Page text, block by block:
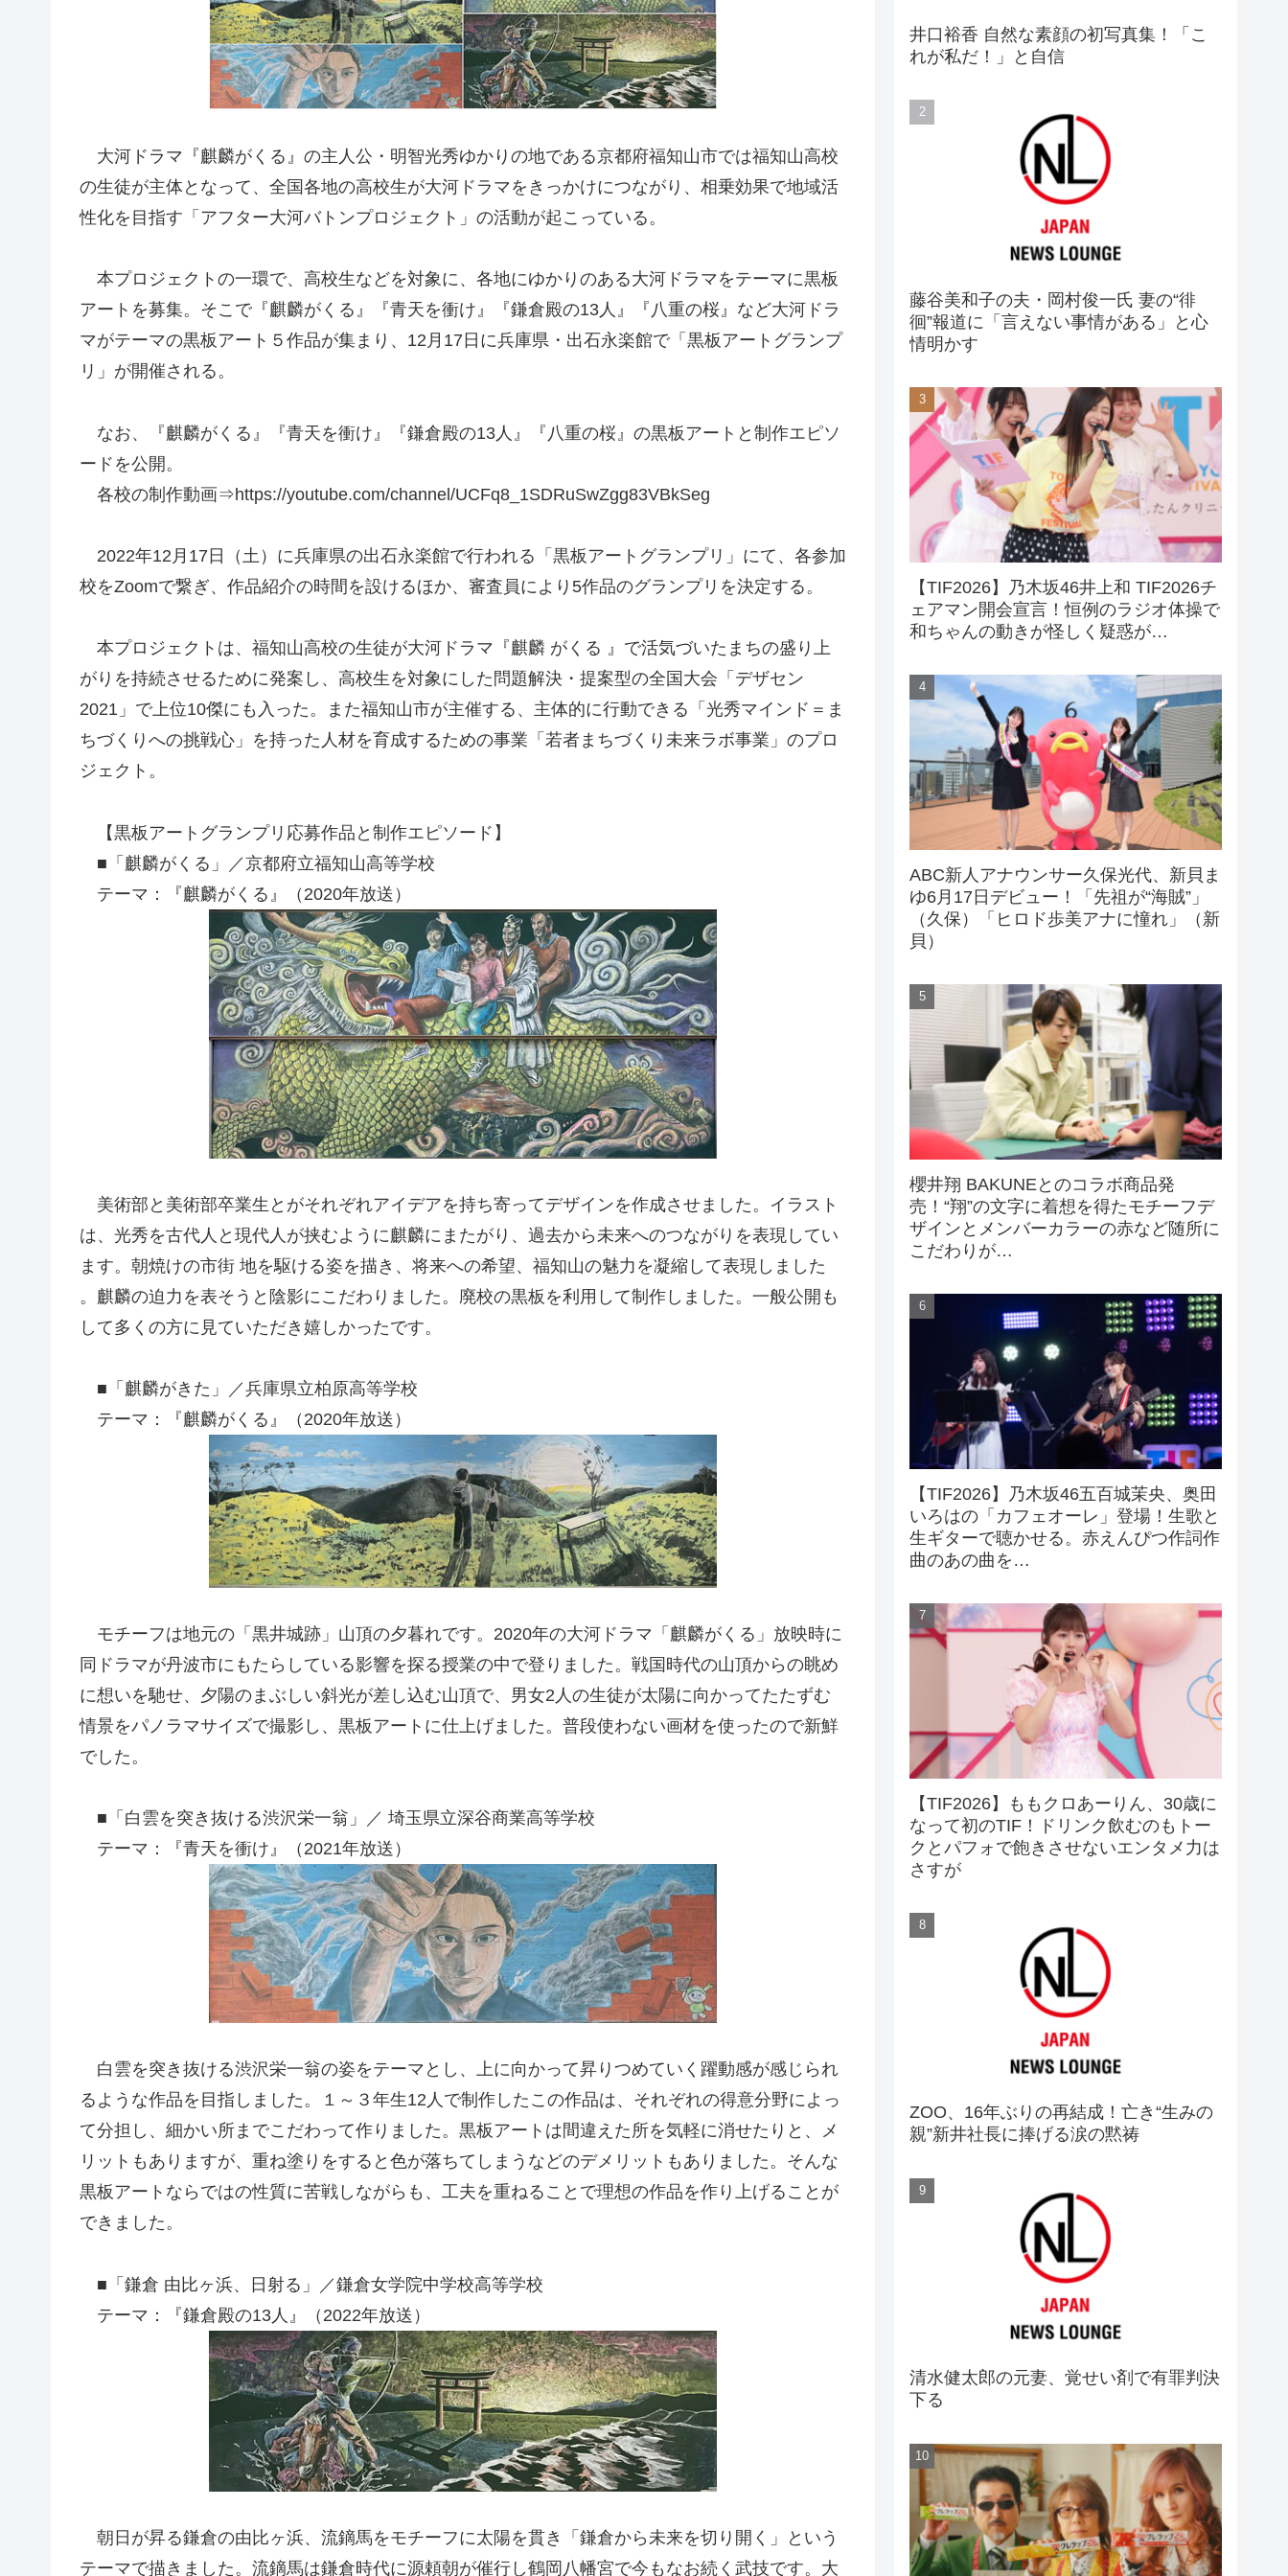
大河ドラマ『麒麟がくる』の主人公・明智光秀ゆかりの地である京都府福知山市では福知山高校
の生徒が主体となって、全国各地の高校生が大河ドラマをきっかけにつながり、相乗効果で地域活
性化を目指す「アフター大河バトンプロジェクト」の活動が起こっている。
本プロジェクトの一環で、高校生などを対象に、各地にゆかりのある大河ドラマをテーマに黒板
アートを募集。そこで『麒麟がくる』『青天を衝け』『鎌倉殿の13人』『八重の桜』など大河ドラ
マがテーマの黒板アート５作品が集まり、12月17日に兵庫県・出石永楽館で「黒板アートグランプ
リ」が開催される。
なお、『麒麟がくる』『青天を衝け』『鎌倉殿の13人』『八重の桜』の黒板アートと制作エピソ
ードを公開。
各校の制作動画⇒https://youtube.com/channel/UCFq8_1SDRuSwZgg83VBkSeg
2022年12月17日（土）に兵庫県の出石永楽館で行われる「黒板アートグランプリ」にて、各参加
校をZoomで繋ぎ、作品紹介の時間を設けるほか、審査員により5作品のグランプリを決定する。
本プロジェクトは、福知山高校の生徒が大河ドラマ『麒麟 がくる 』で活気づいたまちの盛り上
がりを持続させるために発案し、高校生を対象にした問題解決・提案型の全国大会「デザセン
2021」で上位10傑にも入った。また福知山市が主催する、主体的に行動できる「光秀マインド＝ま
ちづくりへの挑戦心」を持った人材を育成するための事業「若者まちづくり未来ラボ事業」のプロ
ジェクト。
【黒板アートグランプリ応募作品と制作エピソード】
■「麒麟がくる」／京都府立福知山高等学校
テーマ：『麒麟がくる』（2020年放送）
美術部と美術部卒業生とがそれぞれアイデアを持ち寄ってデザインを作成させました。イラスト
は、光秀を古代人と現代人が挟むように麒麟にまたがり、過去から未来へのつながりを表現してい
ます。朝焼けの市街 地を駆ける姿を描き、将来への希望、福知山の魅力を凝縮して表現しました
。麒麟の迫力を表そうと陰影にこだわりました。廃校の黒板を利用して制作しました。一般公開も
して多くの方に見ていただき嬉しかったです。
■「麒麟がきた」／兵庫県立柏原高等学校
テーマ：『麒麟がくる』（2020年放送）
モチーフは地元の「黒井城跡」山頂の夕暮れです。2020年の大河ドラマ「麒麟がくる」放映時に
同ドラマが丹波市にもたらしている影響を探る授業の中で登りました。戦国時代の山頂からの眺め
に想いを馳せ、夕陽のまぶしい斜光が差し込む山頂で、男女2人の生徒が太陽に向かってたたずむ
情景をパノラマサイズで撮影し、黒板アートに仕上げました。普段使わない画材を使ったので新鮮
でした。
■「白雲を突き抜ける渋沢栄一翁」／ 埼玉県立深谷商業高等学校
テーマ：『青天を衝け』（2021年放送）
白雲を突き抜ける渋沢栄一翁の姿をテーマとし、上に向かって昇りつめていく躍動感が感じられ
るような作品を目指しました。１～３年生12人で制作したこの作品は、それぞれの得意分野によっ
て分担し、細かい所までこだわって作りました。黒板アートは間違えた所を気軽に消せたりと、メ
リットもありますが、重ね塗りをすると色が落ちてしまうなどのデメリットもありました。そんな
黒板アートならではの性質に苦戦しながらも、工夫を重ねることで理想の作品を作り上げることが
できました。
■「鎌倉 由比ヶ浜、日射る」／鎌倉女学院中学校高等学校
テーマ：『鎌倉殿の13人』（2022年放送）
朝日が昇る鎌倉の由比ヶ浜、流鏑馬をモチーフに太陽を貫き「鎌倉から未来を切り開く」という
テーマで描きました。流鏑馬は鎌倉時代に源頼朝が催行し鶴岡八幡宮で今もなお続く武技です。大
井口裕香 自然な素顔の初写真集！「こ
れが私だ！」と自信
藤谷美和子の夫・岡村俊一氏 妻の“徘
徊”報道に「言えない事情がある」と心
情明かす
【TIF2026】乃木坂46井上和 TIF2026チ
ェアマン開会宣言！恒例のラジオ体操で
和ちゃんの動きが怪しく疑惑が…
ABC新人アナウンサー久保光代、新貝ま
ゆ6月17日デビュー！「先祖が“海賊”」
（久保）「ヒロド歩美アナに憧れ」（新
貝）
櫻井翔 BAKUNEとのコラボ商品発
売！“翔”の文字に着想を得たモチーフデ
ザインとメンバーカラーの赤など随所に
こだわりが…
【TIF2026】乃木坂46五百城茉央、奥田
いろはの「カフェオーレ」登場！生歌と
生ギターで聴かせる。赤えんぴつ作詞作
曲のあの曲を…
【TIF2026】ももクロあーりん、30歳に
なって初のTIF！ドリンク飲むのもトー
クとパフォで飽きさせないエンタメ力は
さすが
ZOO、16年ぶりの再結成！亡き“生みの
親”新井社長に捧げる涙の黙祷
清水健太郎の元妻、覚せい剤で有罪判決
下る